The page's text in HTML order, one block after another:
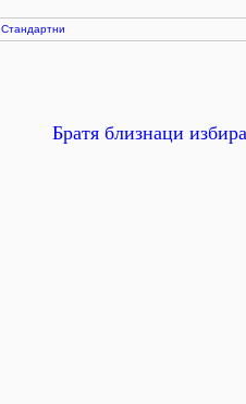
Стандартни
Братя близнаци